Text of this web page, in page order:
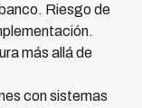
Riesgo de
más allá de
con sistemas